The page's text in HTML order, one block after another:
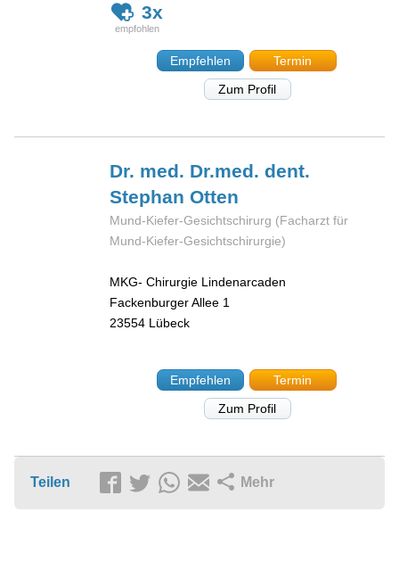
3x
Empfehlen
Termin
Zum Profil
Dr. med. Dr.med. dent.
Stephan Otten
Mund-Kiefer-Gesichtschirurg (Facharzt für
Mund-Kiefer-Gesichtschirurgie)
MKG- Chirurgie Lindenarcaden
Fackenburger Allee 1
23554 Lübeck
Empfehlen
Termin
Zum Profil
Teilen Mehr